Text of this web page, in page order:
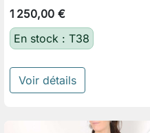
1 250,00 €
En stock : T38
Voir détails